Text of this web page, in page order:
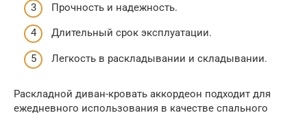
Прочность и надежность.
Длительный срок эксплуатации.
Легкость в раскладывании и складывании.
Раскладной диван-кровать аккордеон подходит для
ежедневного использования в качестве спального